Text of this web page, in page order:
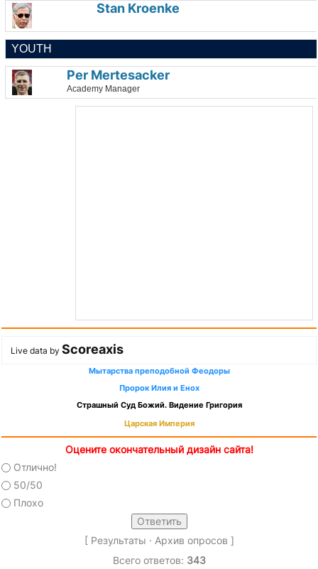
Stan Kroenke
YOUTH
Per Mertesacker
Academy Manager
Live data by Scoreaxis
Мытарства преподобной Феодоры
Пророк Илия и Енох
Страшный Суд Божий. Видение Григория
Царская Империя
Оцените окончательный дизайн сайта!
Отлично!
50/50
Плохо
[ Результаты · Архив опросов ]
Всего ответов: 343